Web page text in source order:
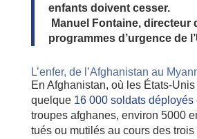
enfants doivent cesser.
Manuel Fontaine, directeur
programmes d’urgence de
L’enfer, de l’Afghanistan au
En Afghanistan, où les États-
quelque 16 000 soldats déployés
troupes afghanes, environ 5000
tués ou mutilés au cours des trois